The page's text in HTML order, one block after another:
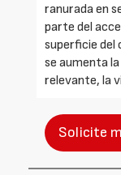
ranurada en
parte del
superficie del
se aumenta
relevante, la
Solicite